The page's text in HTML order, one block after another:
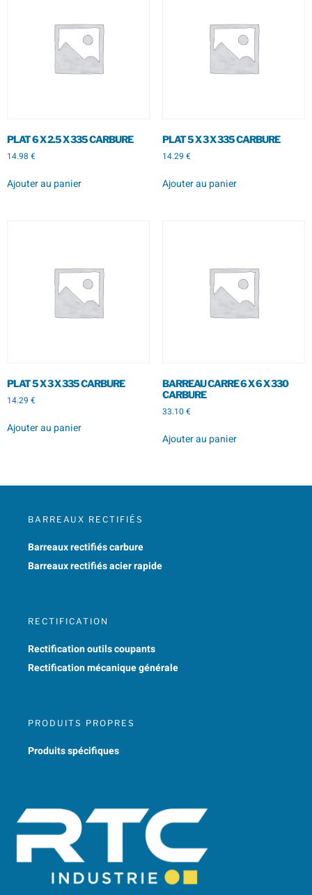
PLAT 6 X 2.5 X 335 CARBURE
14.98 €
Ajouter au panier
PLAT 5 X 3 X 335 CARBURE
14.29 €
Ajouter au panier
PLAT 5 X 3 X 335 CARBURE
14.29 €
Ajouter au panier
BARREAU CARRE 6 X 6 X 330
CARBURE
33.10 €
Ajouter au panier
BARREAUX RECTIFIÉS
Barreaux rectifiés carbure
Barreaux rectifiés acier rapide
RECTIFICATION
Rectification outils coupants
Rectification mécanique générale
PRODUITS PROPRES
Produits spécifiques